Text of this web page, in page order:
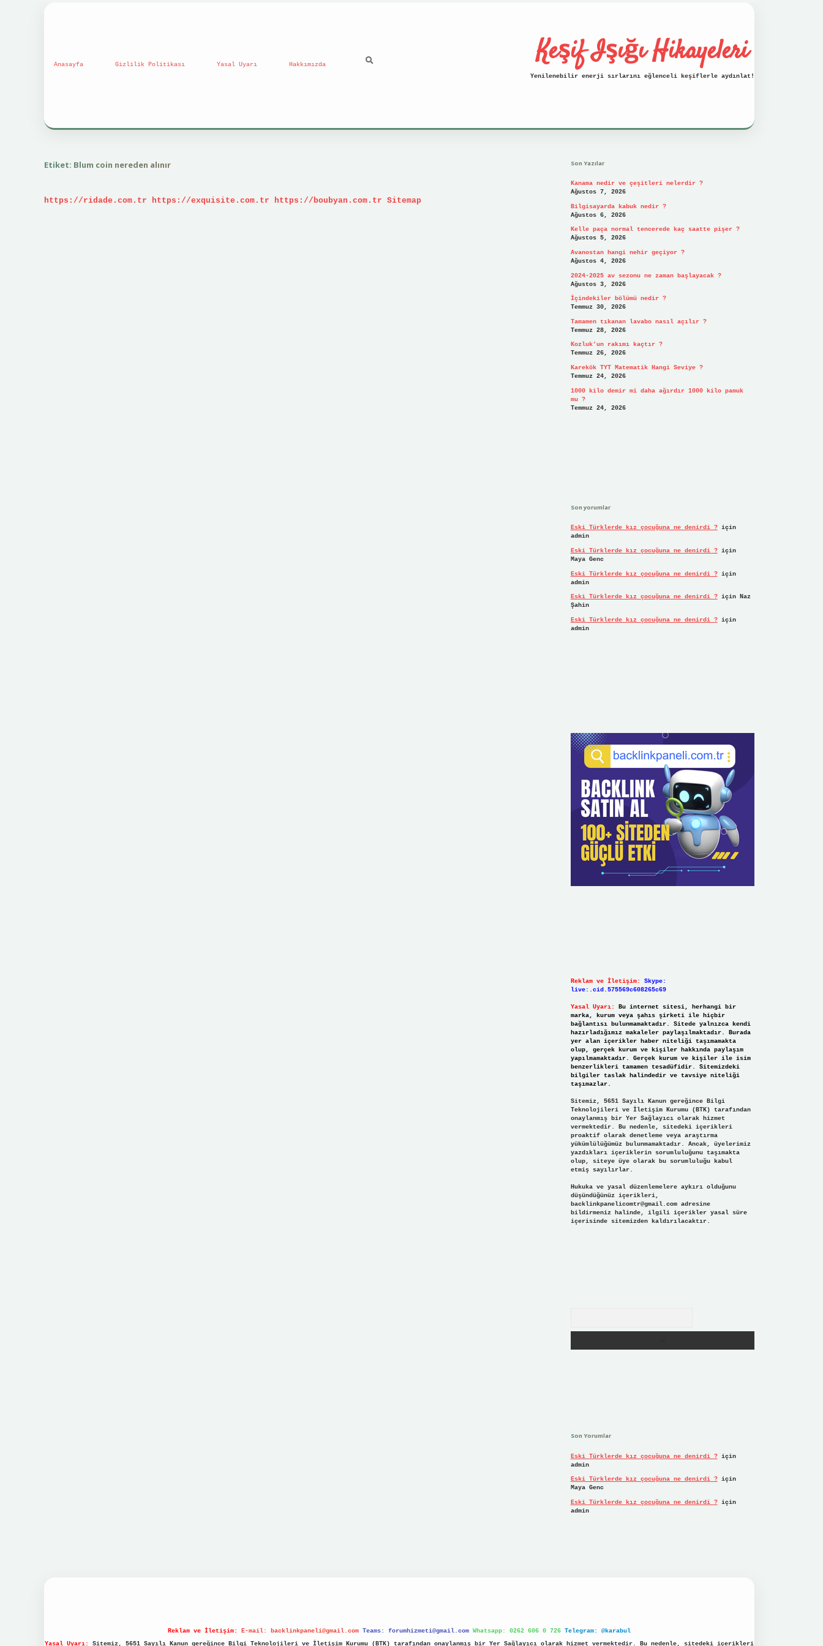
Anasayfa Gizlilik Politikası Yasal Uyarı Hakkımızda Keşif Işığı Hikayeleri
Yenilenebilir enerji sırlarını eğlenceli keşiflerle aydınlat!
Etiket: Blum coin nereden alınır
https://ridade.com.tr https://exquisite.com.tr https://boubyan.com.tr Sitemap
Son Yazılar
Kanama nedir ve çeşitleri nelerdir ?
Ağustos 7, 2026
Bilgisayarda kabuk nedir ?
Ağustos 6, 2026
Kelle paça normal tencerede kaç saatte pişer ?
Ağustos 5, 2026
Avanostan hangi nehir geçiyor ?
Ağustos 4, 2026
2024-2025 av sezonu ne zaman başlayacak ?
Ağustos 3, 2026
İçindekiler bölümü nedir ?
Temmuz 30, 2026
Tamamen tıkanan lavabo nasıl açılır ?
Temmuz 28, 2026
Kozluk’un rakımı kaçtır ?
Temmuz 26, 2026
Karekök TYT Matematik Hangi Seviye ?
Temmuz 24, 2026
1000 kilo demir mi daha ağırdır 1000 kilo pamuk
mu ?
Temmuz 24, 2026
Son yorumlar
Eski Türklerde kız çocuğuna ne denirdi ?için
admin
Eski Türklerde kız çocuğuna ne denirdi ?için
Maya Genc
Eski Türklerde kız çocuğuna ne denirdi ?için
admin
Eski Türklerde kız çocuğuna ne denirdi ?için Naz
Şahin
Eski Türklerde kız çocuğuna ne denirdi ?için
admin
Reklam ve İletişim:
Skype:
live:.cid.575569c608265c69
Yasal Uyarı:
Bu internet sitesi, herhangi bir
marka, kurum veya şahıs şirketi ile hiçbir
bağlantısı bulunmamaktadır. Sitede yalnızca kendi
hazırladığımız makaleler paylaşılmaktadır. Burada
yer alan içerikler haber niteliği taşımamakta
olup, gerçek kurum ve kişiler hakkında paylaşım
yapılmamaktadır. Gerçek kurum ve kişiler ile isim
benzerlikleri tamamen tesadüfidir. Sitemizdeki
bilgiler taslak halindedir ve tavsiye niteliği
taşımazlar.
Sitemiz, 5651 Sayılı Kanun gereğince Bilgi
Teknolojileri ve İletişim Kurumu (BTK) tarafından
onaylanmış bir Yer Sağlayıcı olarak hizmet
vermektedir. Bu nedenle, sitedeki içerikleri
proaktif olarak denetleme veya araştırma
yükümlülüğümüz bulunmamaktadır. Ancak, üyelerimiz
yazdıkları içeriklerin sorumluluğunu taşımakta
olup, siteye üye olarak bu sorumluluğu kabul
etmiş sayılırlar.
Hukuka ve yasal düzenlemelere aykırı olduğunu
düşündüğünüz içerikleri,
backlinkpanelicomtr@gmail.comadresine
bildirmeniz halinde, ilgili içerikler yasal süre
içerisinde sitemizden kaldırılacaktır.
Son Yorumlar
Eski Türklerde kız çocuğuna ne denirdi ?için
admin
Eski Türklerde kız çocuğuna ne denirdi ?için
Maya Genc
Eski Türklerde kız çocuğuna ne denirdi ?için
admin
Reklam ve İletişim: E-mail: backlinkpaneli@gmail.com Teams: forumhizmeti@gmail.com Whatsapp: 0262 606 0 726
Telegram: @karabul
Yasal Uyarı:
Sitemiz, 5651 Sayılı Kanun gereğince Bilgi Teknolojileri ve İletişim Kurumu (BTK) tarafından onaylanmış bir Yer Sağlayıcı olarak hizmet vermektedir. Bu nedenle, sitedeki içerikleri